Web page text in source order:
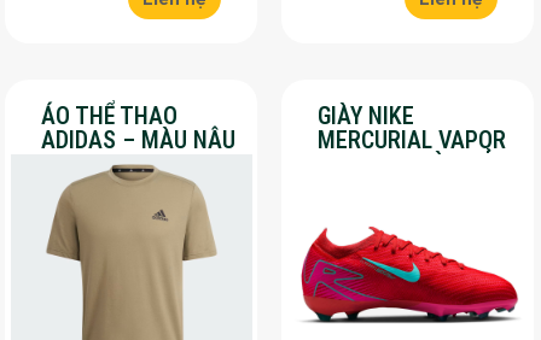
ÁO THỂ THAO
ADIDAS – MÀU NÂU
– SALE 30%
GIÀY NIKE
MERCURIAL VAPOR
16 PRO – MÀU ĐỎ –